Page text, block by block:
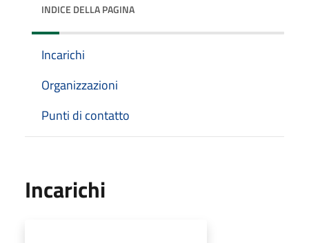
INDICE DELLA PAGINA
Incarichi
Organizzazioni
Punti di contatto
Incarichi